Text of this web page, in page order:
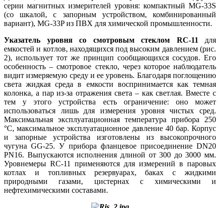
серии магнитных измерителей уровня: компактный MG-33S
(со шкалой, с запорным устройством, комбинированный
вариант), MG-33P из ПВХ для химической промышленности.
Указатель уровня со смотровым стеклом RC-11 для
емкостей и котлов, находящихся под высоким давлением (рис.
2), использует тот же принцип сообщающихся сосудов. Его
особенность – смотровое стекло, через которое наблюдатель
видит измеряемую среду и ее уровень. Благодаря поглощению
света жидкая среда в емкости воспринимается как темная
колонка, а пар из-за отражения света – как светлая. Вместе с
тем у этого устройства есть ограничение: оно может
использоваться лишь для измерения уровня чистых сред.
Максимальная эксплуатационная температура прибора 250
°C, максимальное эксплуатационное давление 40 бар. Корпус
и запорные устройства изготовлены из высокопрочного
чугуна GG-25. У прибора фланцевое присоединение DN20
PN16. Выпускаются исполнения длиной от 300 до 3000 мм.
Уровнемеры RC-11 применяются для измерений в паровых
котлах и топливных резервуарах, баках с жидкими
природными газами, цистернах с химическими и
нефтехимическими составами.